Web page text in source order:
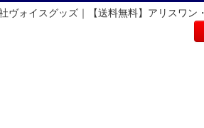
ヴォイスグッズ｜【送料無料】アリスワ